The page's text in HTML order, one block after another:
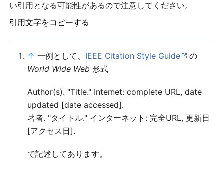
い引用となる可能性があるので注意してください。
引用文字をコピーする
↑ 一例として、 IEEE Citation Style Guide
の
World Wide Web 形式
Author(s). "Title." Internet: complete URL, date
updated [date accessed].
著者. "タイトル." インターネット: 完全URL, 更新日
[アクセス日].
で記述してあります。